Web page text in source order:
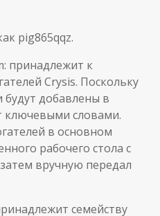
pig865qqz.
принадлежит к
Crysis. Поскольку
добавлены в
ключевыми словами.
в основном
рабочего стола с
вручную передал
семейству